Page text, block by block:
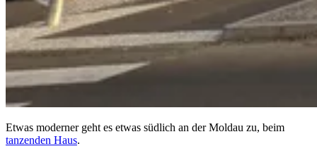
Etwas moderner geht es etwas südlich an der Moldau zu, beim
tanzenden Haus.